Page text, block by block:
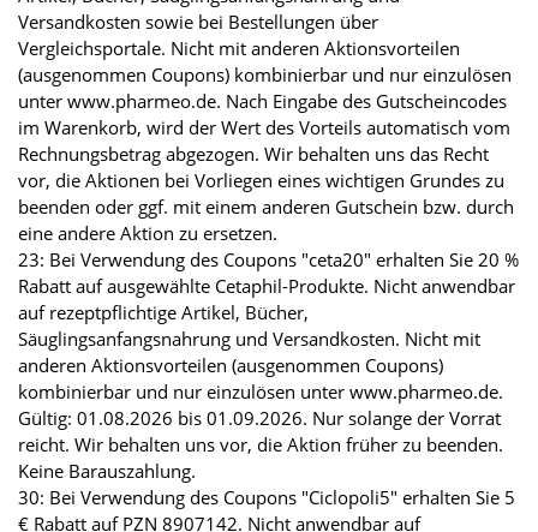
Versandkosten sowie bei Bestellungen über
Vergleichsportale. Nicht mit anderen Aktionsvorteilen
(ausgenommen Coupons) kombinierbar und nur einzulösen
unter www.pharmeo.de. Nach Eingabe des Gutscheincodes
im Warenkorb, wird der Wert des Vorteils automatisch vom
Rechnungsbetrag abgezogen. Wir behalten uns das Recht
vor, die Aktionen bei Vorliegen eines wichtigen Grundes zu
beenden oder ggf. mit einem anderen Gutschein bzw. durch
eine andere Aktion zu ersetzen.
23: Bei Verwendung des Coupons "ceta20" erhalten Sie 20 %
Rabatt auf ausgewählte Cetaphil-Produkte. Nicht anwendbar
auf rezeptpflichtige Artikel, Bücher,
Säuglingsanfangsnahrung und Versandkosten. Nicht mit
anderen Aktionsvorteilen (ausgenommen Coupons)
kombinierbar und nur einzulösen unter www.pharmeo.de.
Gültig: 01.08.2026 bis 01.09.2026. Nur solange der Vorrat
reicht. Wir behalten uns vor, die Aktion früher zu beenden.
Keine Barauszahlung.
30: Bei Verwendung des Coupons "Ciclopoli5" erhalten Sie 5
€ Rabatt auf PZN 8907142. Nicht anwendbar auf